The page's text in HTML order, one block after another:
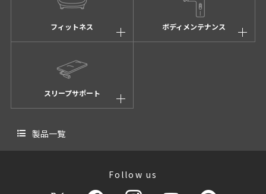
フィットネス ボディメンテナンス
スリープサポート
製品一覧
Follow us